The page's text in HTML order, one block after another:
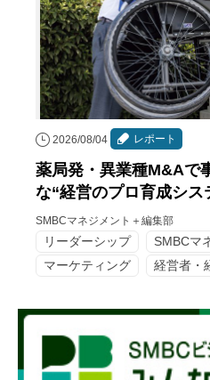
2026/08/04 レポート
薬局発・異業種M&Aで
な“経営のプロ育成シス
SMBCマネジメント＋編集部
リーダーシップ
SMBCマ
マーケティング
経営者・